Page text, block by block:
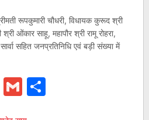
रूपकुमारी चौधरी, विधायक कुरूद श्री
ओंकार साहू, महापौर श्री रामू रोहरा,
सहित जनप्रतिनिधि एवं बड़ी संख्या में
GmailShare